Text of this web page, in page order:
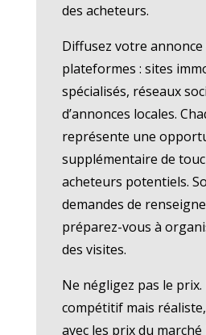
des acheteurs.
Diffusez votre
plateformes : sites
spécialisés, réseaux
d’annonces locales.
représente une
supplémentaire de
acheteurs potentiels.
demandes de
préparez-vous à
des visites.
Ne négligez pas le
compétitif mais
avec les prix du